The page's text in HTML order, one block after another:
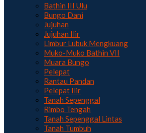
Bathin III Ulu
Bungo Dani
Jujuhan
Jujuhan Ilir
Limbur Lubuk Mengkuang
Muko-Muko Bathin VII
Muara Bungo
Pelepat
Rantau Pandan
Pelepat Ilir
Tanah Sepenggal
Rimbo Tengah
Tanah Sepenggal Lintas
Tanah Tumbuh